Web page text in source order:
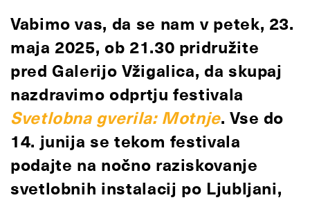
Vabimo vas, da se namv petek, 23.
maja 2025, ob 21.30 pridružite
pred Galerijo Vžigalica, da skupaj
nazdravimo odprtju festivala
Svetlobna gverila: Motnje. Vse do
14. junija se tekom festivala
podajte na nočno raziskovanje
svetlobnih instalacij po Ljubljani,